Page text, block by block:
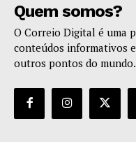
Quem somos?
O Correio Digital é uma
conteúdos informativos
outros pontos do mundo.